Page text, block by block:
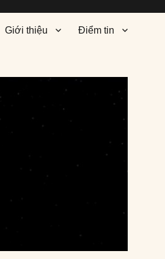
Giới thiệu Điểm tin